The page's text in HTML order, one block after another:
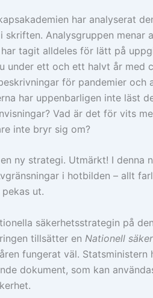
har analyserat
skriften. Analysgruppen menar
har tagit alldeles för lätt på
ett och ett halvt år med
för pandemier och
har uppenbarligen inte läst
Vad är det för vits
inte bryr sig om?
ny strategi. Utmärkt! I denna
i hotbilden – allt
ut.
säkerhetsstrategin på
tillsätter en Nationell
fungerat väl.
dokument, som kan